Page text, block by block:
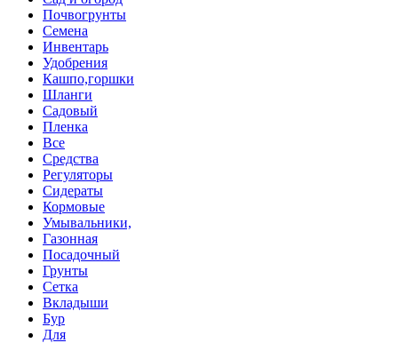
Почвогрунты
Семена
Инвентарь
Удобрения
Кашпо,горшки
Шланги
Садовый
Пленка
Все
Средства
Регуляторы
Сидераты
Кормовые
Умывальники,
Газонная
Посадочный
Грунты
Сетка
Вкладыши
Бур
Для